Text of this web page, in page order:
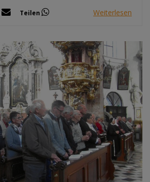
Teilen Weiterlesen